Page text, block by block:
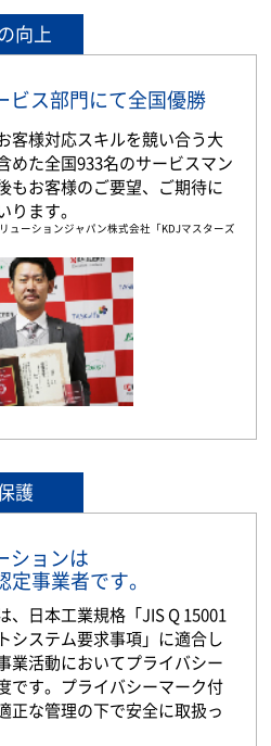
向上
ビス部門にて全国優勝
客様対応スキルを競い合う大
めた全国933名のサービスマン
もお客様のご要望、ご期待に
ます。
ューションジャパン株式会社「KDJマスターズ
護
ションは
事業者です。
、日本工業規格「JIS Q 15001
システム要求事項」に適合し
業活動においてプライバシー
です。プライバシーマーク付
正な管理の下で安全に取扱っ